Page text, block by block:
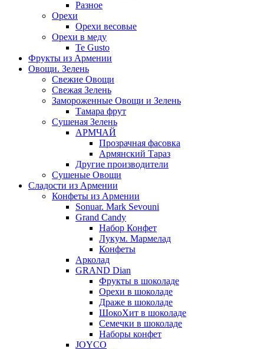
Разное
Орехи
Орехи весовые
Орехи в меду
Te Gusto
Фрукты из Армении
Овощи. Зелень
Свежие Овощи
Свежая Зелень
Замороженные Овощи и Зелень
Тамара фрут
Сушеная Зелень
АРМЧАЙ
Прозрачная фасовка
Армянский Тараз
Другие производители
Сушеные Овощи
Сладости из Армении
Конфеты из Армении
Sonuar. Mark Sevouni
Grand Candy
Набор Конфет
Лукум. Мармелад
Конфеты
Арколад
GRAND Dian
Фрукты в шоколаде
Орехи в шоколаде
Драже в шоколаде
ШокоХит в шоколаде
Семечки в шоколаде
Наборы конфет
JOYCO